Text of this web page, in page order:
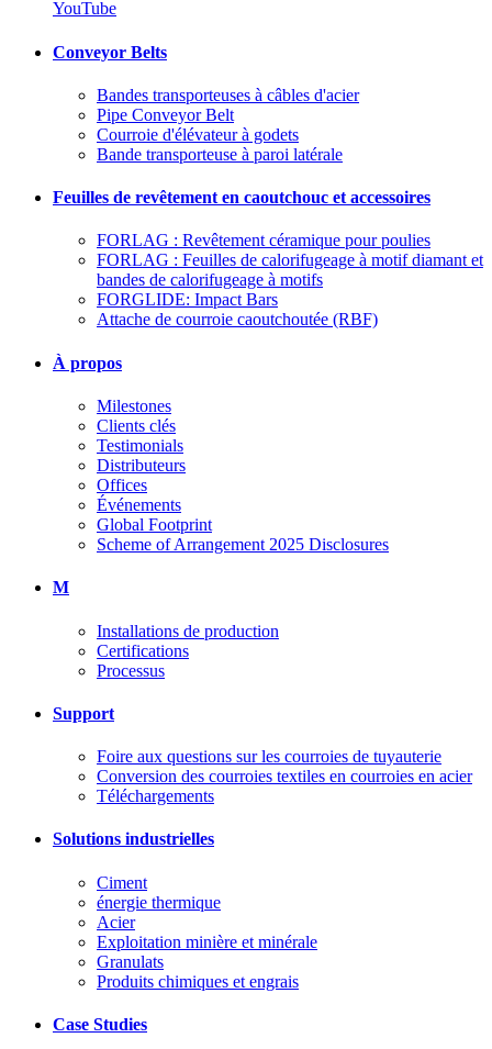
YouTube
Conveyor Belts
Bandes transporteuses à câbles d'acier
Pipe Conveyor Belt
Courroie d'élévateur à godets
Bande transporteuse à paroi latérale
Feuilles de revêtement en caoutchouc et accessoires
FORLAG : Revêtement céramique pour poulies
FORLAG : Feuilles de calorifugeage à motif diamant et
bandes de calorifugeage à motifs
FORGLIDE: Impact Bars
Attache de courroie caoutchoutée (RBF)
À propos
Milestones
Clients clés
Testimonials
Distributeurs
Offices
Événements
Global Footprint
Scheme of Arrangement 2025 Disclosures
M
Installations de production
Certifications
Processus
Support
Foire aux questions sur les courroies de tuyauterie
Conversion des courroies textiles en courroies en acier
Téléchargements
Solutions industrielles
Ciment
énergie thermique
Acier
Exploitation minière et minérale
Granulats
Produits chimiques et engrais
Case Studies